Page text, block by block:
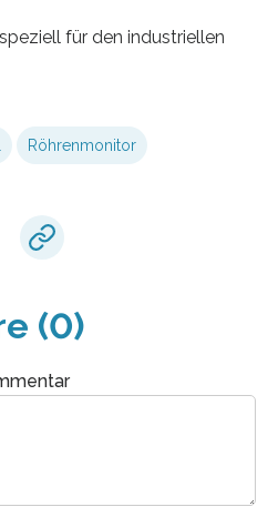
für den industriellen
Röhrenmonitor
(0)